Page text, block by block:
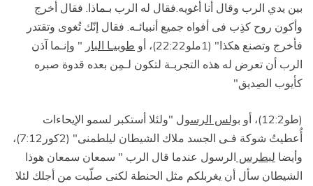
بين يدي الرب وقال أنا أغويه.فقال له الرب بـماذا. فقال أخرج
وأكون روح كذِب فى أفواه جميع أنبيائـه. فقال إنّك تُغوى وتقتدر
فأخرج وتصنع هكذا" (1ملو22:22)، أو
طوبيـا البار " وإنـما آذن
الرب أن تعرض له هذه التجربـة لتكون لـمِن بعده قدوة صبره
كأيوب الصِديق"
(طو12:2)، أو بولس الرسول "ولئلا أستكبر لسمو الإيحاءات
أُعطيتُ شوكة فـى الجسد ملاك الشيطان ليلطمنى" (2كور7:12)،
وأيضا لبطرس الرسول عندما قال الرب " سمعان سمعان هوذا
الشيطان سأل أن يغربلكم مثل الحنطة لكنى صلّيت من أجلك لئلا